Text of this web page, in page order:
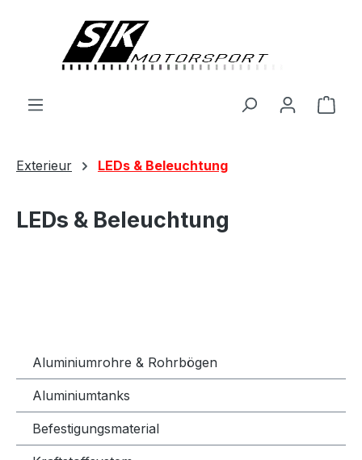
Exterieur LEDs & Beleuchtung
LEDs & Beleuchtung
Aluminiumrohre & Rohrbögen
Aluminiumtanks
Befestigungsmaterial